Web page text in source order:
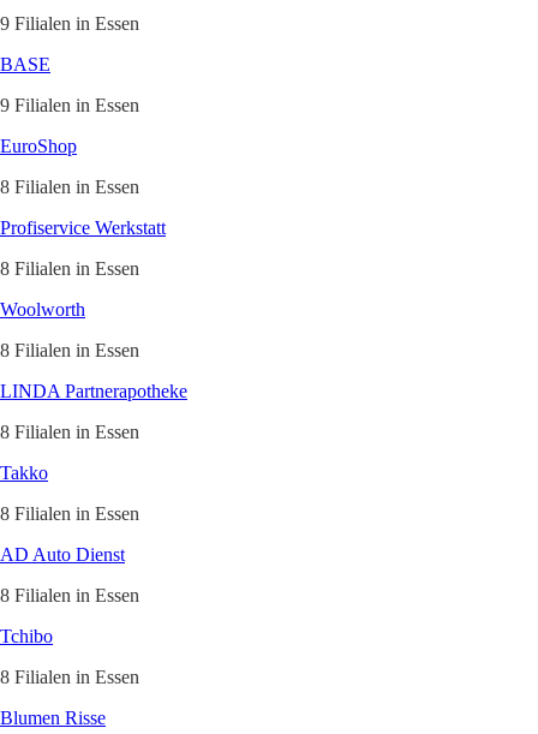
9 Filialen in Essen
BASE
9 Filialen in Essen
EuroShop
8 Filialen in Essen
Profiservice Werkstatt
8 Filialen in Essen
Woolworth
8 Filialen in Essen
LINDA Partnerapotheke
8 Filialen in Essen
Takko
8 Filialen in Essen
AD Auto Dienst
8 Filialen in Essen
Tchibo
8 Filialen in Essen
Blumen Risse